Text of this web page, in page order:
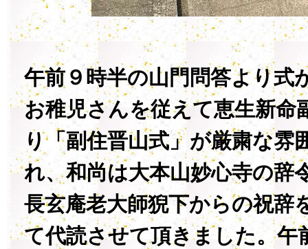
午前９時半の山門問答より式
お稚児さんを従えて恵生新命
り「副住晋山式」が厳粛な雰
れ、和尚は大本山妙心寺の辞
長玄庵老大師猊下からの祝辞
て代読させて頂きました。午